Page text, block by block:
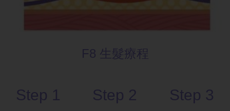
F8 生髮療程
Step 1 Step 2 Step 3